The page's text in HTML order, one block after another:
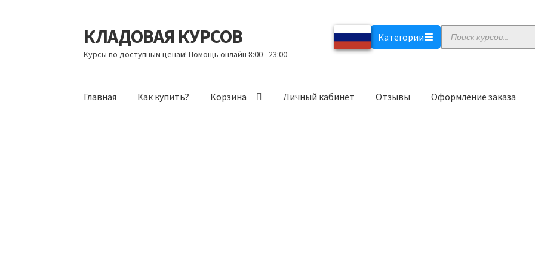
Перейти
к
навигации
Перейти
к
содержимому
КЛАДОВАЯ КУРСОВ
Курсы по доступным ценам! Помощь онлайн 8:00 - 23:00
Категории
Поиск
товаров
Главная Как купить? Корзина Личный кабинет Отзывы Оформление заказа